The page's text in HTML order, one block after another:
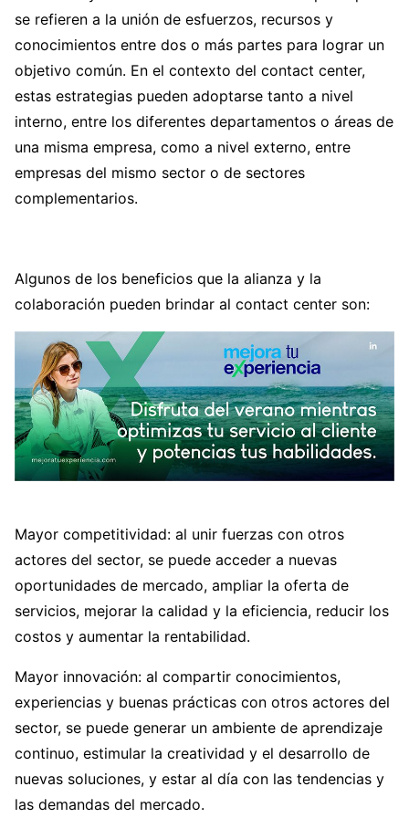
se refieren a la unión de esfuerzos, recursos y
conocimientos entre dos o más partes para lograr un
objetivo común. En el contexto del contact center,
estas estrategias pueden adoptarse tanto a nivel
interno, entre los diferentes departamentos o áreas de
una misma empresa, como a nivel externo, entre
empresas del mismo sector o de sectores
complementarios.
Algunos de los beneficios que la alianza y la
colaboración pueden brindar al contact center son:
Mayor competitividad: al unir fuerzas con otros
actores del sector, se puede acceder a nuevas
oportunidades de mercado, ampliar la oferta de
servicios, mejorar la calidad y la eficiencia, reducir los
costos y aumentar la rentabilidad.
Mayor innovación: al compartir conocimientos,
experiencias y buenas prácticas con otros actores del
sector, se puede generar un ambiente de aprendizaje
continuo, estimular la creatividad y el desarrollo de
nuevas soluciones, y estar al día con las tendencias y
las demandas del mercado.